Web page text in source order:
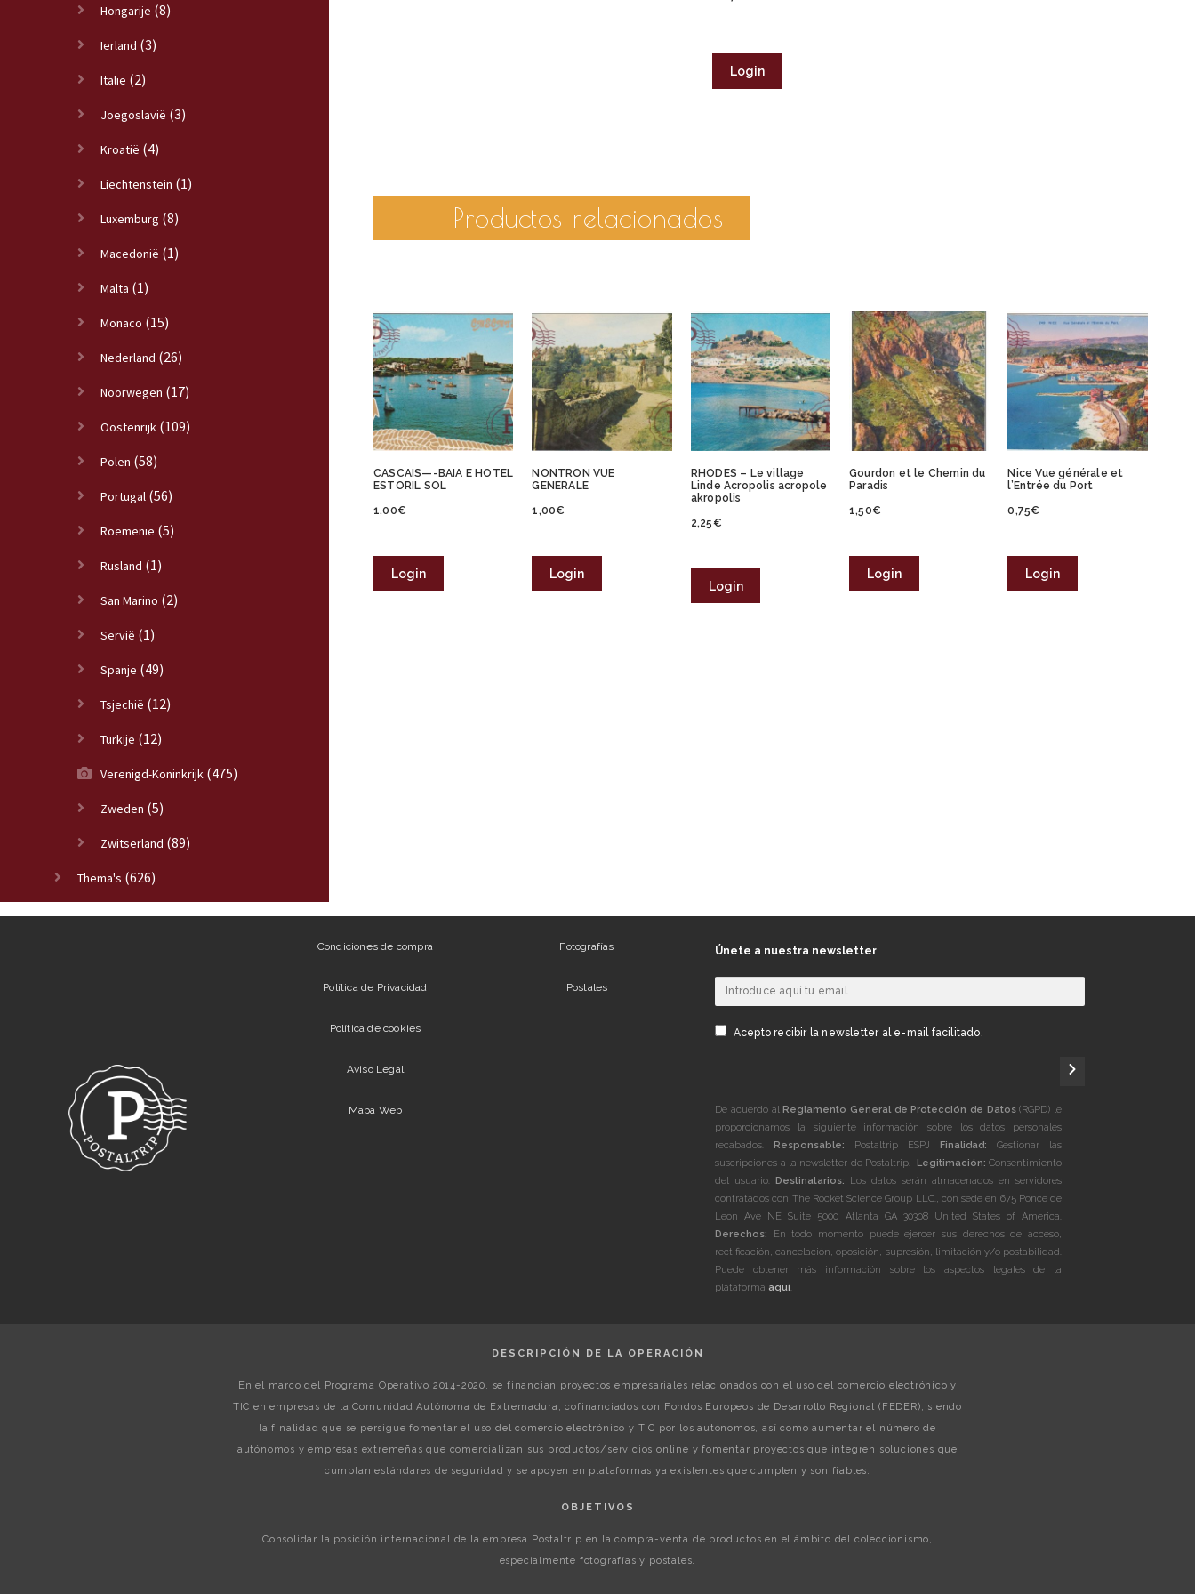
Hongarije (8)
Ierland (3)
Italië (2)
Joegoslavië (3)
Kroatië (4)
Liechtenstein (1)
Luxemburg (8)
Macedonië (1)
Malta (1)
Monaco (15)
Nederland (26)
Noorwegen (17)
Oostenrijk (109)
Polen (58)
Portugal (56)
Roemenië (5)
Rusland (1)
San Marino (2)
Servië (1)
Spanje (49)
Tsjechië (12)
Turkije (12)
Verenigd-Koninkrijk (475)
Zweden (5)
Zwitserland (89)
Thema's (626)
Login
Productos relacionados
CASCAIS—-BAIA E HOTEL
ESTORIL SOL
1,00€
Login
NONTRON VUE
GENERALE
1,00€
Login
RHODES – Le village
Linde Acropolis acropole
akropolis
2,25€
Login
Gourdon et le Chemin du
Paradis
1,50€
Login
Nice Vue générale et
l’Entrée du Port
0,75€
Login
Condiciones de compra
Política de Privacidad
Política de cookies
Aviso Legal
Mapa Web
Fotografías
Postales
Únete a nuestra newsletter
Acepto recibir la newsletter al e-mail facilitado.
De acuerdo al Reglamento General de Protección de Datos(RGPD) le
proporcionamos la siguiente información sobre los datos personales
recabados. Responsable: Postaltrip ESPJ Finalidad: Gestionar las
suscripciones a la newsletter de Postaltrip.
Legitimación: Consentimiento
del usuario. Destinatarios: Los datos serán almacenados en servidores
contratados con The Rocket Science Group LLC., con sede en 675 Ponce de
Leon Ave NE Suite 5000 Atlanta GA 30308 United States of America.
Derechos: En todo momento puede ejercer sus derechos de acceso,
rectificación, cancelación, oposición, supresión, limitación y/o postabilidad.
Puede obtener más información sobre los aspectos legales de la
plataforma aquí.
DESCRIPCIÓN DE LA OPERACIÓN
En el marco del Programa Operativo 2014-2020, se financian proyectos empresariales relacionados con el uso del comercio electrónico y
TIC en empresas de la Comunidad Autónoma de Extremadura, cofinanciados con Fondos Europeos de Desarrollo Regional (FEDER), siendo
la finalidad que se persigue fomentar el uso del comercio electrónico y TIC por los autónomos, así como aumentar el número de
autónomos y empresas extremeñas que comercializan sus productos/servicios online y fomentar proyectos que integren soluciones que
cumplan estándares de seguridad y se apoyen en plataformas ya existentes que cumplen y son fiables.
OBJETIVOS
Consolidar la posición internacional de la empresa Postaltrip en la compra-venta de productos en el ámbito del coleccionismo,
especialmente fotografías y postales.